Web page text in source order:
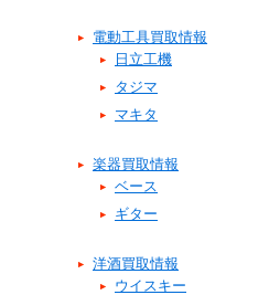
電動工具買取情報
日立工機
タジマ
マキタ
楽器買取情報
ベース
ギター
洋酒買取情報
ウイスキー